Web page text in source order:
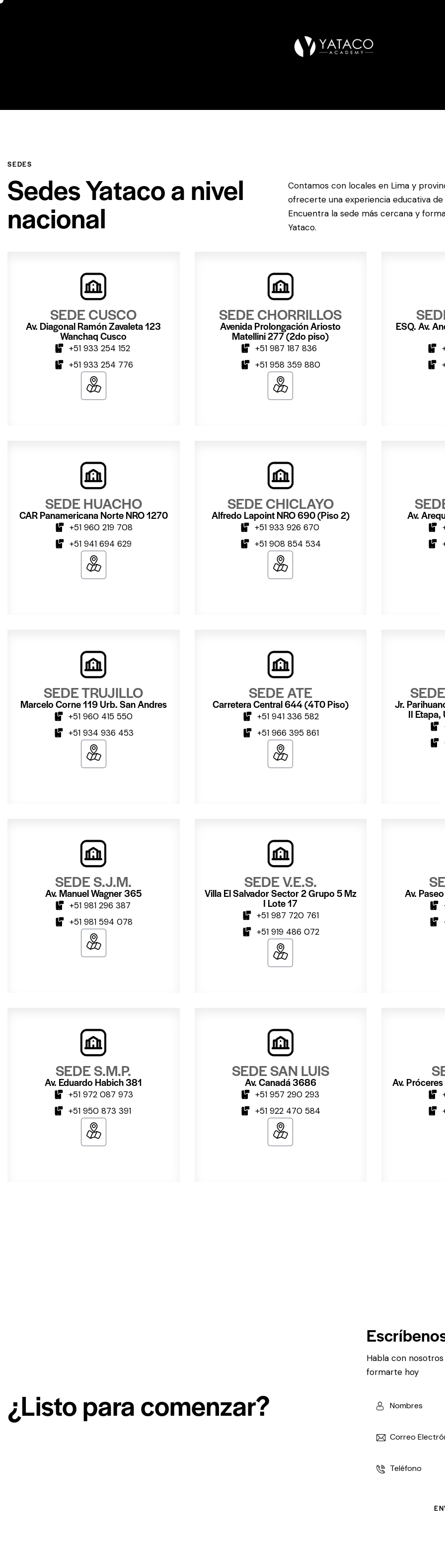
SEDES
Sedes Yataco a nivel
nacional
Contamos con locales en Lima y
ofrecerte una experiencia educativa
Encuentra la sede más cercana y
Yataco.
SEDE CUSCO
Av. Diagonal Ramón Zavaleta 123
Wanchaq Cusco
+51 933 254 152
+51 933 254 776
SEDE CHORRILLOS
Avenida Prolongación Ariosto
Matellini 277 (2do piso)
+51 987 187 836
+51 958 359 880
ESQ. Av.
SEDE HUACHO
CAR Panamericana Norte NRO 1270
+51 960 219 708
+51 941 694 629
SEDE CHICLAYO
Alfredo Lapoint NRO 690 (Piso 2)
+51 933 926 670
+51 908 854 534
Av.
SEDE TRUJILLO
Marcelo Corne 119 Urb. San Andres
+51 960 415 550
+51 934 936 453
SEDE ATE
Carretera Central 644 (4T0 Piso)
+51 941 336 582
+51 966 395 861
Jr.
II Etapa,
SEDE S.J.M.
Av. Manuel Wagner 365
+51 981 296 387
+51 981 594 078
SEDE V.E.S.
Villa El Salvador Sector 2 Grupo 5 Mz
I Lote 17
+51 987 720 761
+51 919 486 072
Av.
SEDE S.M.P.
Av. Eduardo Habich 381
+51 972 087 973
+51 950 873 391
SEDE SAN LUIS
Av. Canadá 3686
+51 957 290 293
+51 922 470 584
Av.
¿Listo para comenzar?
Habla con
formarte hoy